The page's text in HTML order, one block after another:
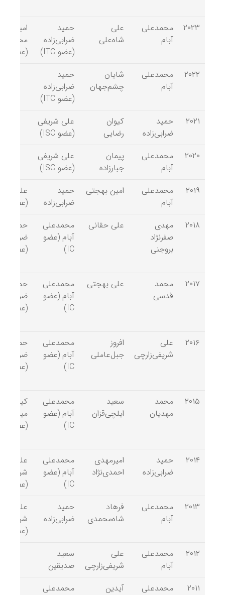
۲۰۲۳
محمدعلی
آبام
علی
شاه‌علی
حمید
ضرابی‌زاده
(عضو ITC)
امیرکیوان
(عضو ITC)
۲۰۲۲
محمدعلی
آبام
شایان
چشم‌جهان
حمید
ضرابی‌زاده
(عضو ITC)
۲۰۲۱
حمید
ضرابی‌زاده
کیوان
رضایی
علی شریفی
(عضو ISC)
۲۰۲۰
محمدعلی
آبام
پیمان
جبارزاده
علی شریفی
(عضو ISC)
۲۰۱۹
محمدعلی
آبام
امین بهجتی
حمید
ضرابی‌زاده
علی
(عضو ISC)
۲۰۱۸
مهدی
صفرنژاد
بروجنی
علی حقانی
محمدعلی
آبام (عضو
IC)
حمید
(عضو ITC)
۲۰۱۷
محمد
قدسی
علی بهجتی
محمدعلی
آبام (عضو
IC)
حمید
(عضو ITC)
۲۰۱۶
علی
شریفی‌زارچی
افروز
جبل‌عاملی
محمدعلی
آبام (عضو
IC)
حمید
(عضو ITC)
۲۰۱۵
محمد
مهدیان
سعید
ایلچی‌قزان
محمدعلی
آبام (عضو
IC)
کیان
میرجلالی
(عضو ITC)
۲۰۱۴
حمید
ضرابی‌زاده
امیرمهدی
احمدی‌نژاد
محمدعلی
آبام (عضو
IC)
علی
(عضو ISC)
۲۰۱۳
محمدعلی
آبام
فرهاد
شاه‌محمدی
حمید
ضرابی‌زاده
علی
(عضو ISC)
۲۰۱۲
محمدعلی
آبام
علی‌
شریفی‌زارچی
سعید
صدیقین
۲۰۱۱
محمدعلی
آیدین
محمدعلی